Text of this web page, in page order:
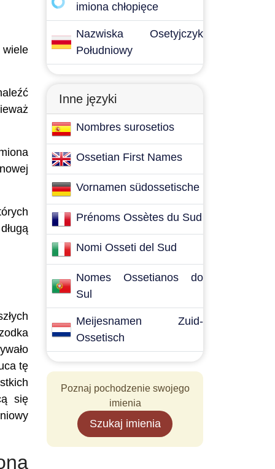
tę
się
imiona chłopięce
Nazwiska Osetyjczyk
Południowy
Inne języki
Nombres surosetios
Ossetian First Names
Vornamen südossetische
Prénoms Ossètes du Sud
Nomi Osseti del Sud
Nomes Ossetianos do
Sul
Meijesnamen Zuid-
Ossetisch
Poznaj pochodzenie swojego
imienia
Szukaj imienia